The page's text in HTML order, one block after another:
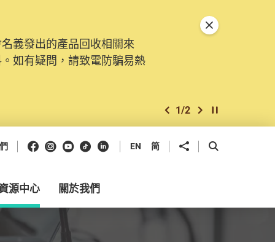
義發出的產品回收相關來
如有疑問，請致電防騙易熱
。由2025年11月10日起，
訴、查詢及建議。所有提交
上一個
2/2 下一個開始/暫停幻燈
關閉特別通告
Facebook
Instagram
Youtube
抖音領英 EN 简 分享到 開啟搜尋框
源中心 關於我們